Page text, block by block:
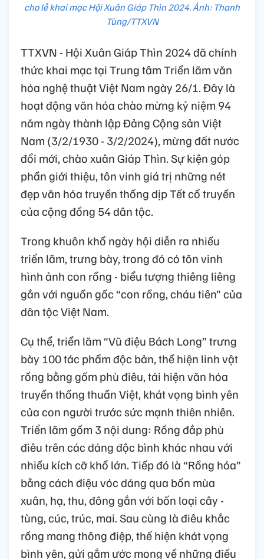
cho lễ khai mạc Hội Xuân Giáp Thìn 2024. Ảnh: Thanh
Tùng/TTXVN
TTXVN - Hội Xuân Giáp Thìn 2024 đã chính
thức khai mạc tại Trung tâm Triển lãm văn
hóa nghệ thuật Việt Nam ngày 26/1. Đây là
hoạt động văn hóa chào mừng kỷ niệm 94
năm ngày thành lập Đảng Cộng sản Việt
Nam (3/2/1930 - 3/2/2024), mừng đất nước
đổi mới, chào xuân Giáp Thìn. Sự kiện góp
phần giới thiệu, tôn vinh giá trị những nét
đẹp văn hóa truyền thống dịp Tết cổ truyền
của cộng đồng 54 dân tộc.
Trong khuôn khổ ngày hội diễn ra nhiều
triển lãm, trưng bày, trong đó có tôn vinh
hình ảnh con rồng - biểu tượng thiêng liêng
gắn với nguồn gốc “con rồng, cháu tiên” của
dân tộc Việt Nam.
Cụ thể, triển lãm “Vũ điệu Bách Long” trưng
bày 100 tác phẩm độc bản, thể hiện linh vật
rồng bằng gốm phù điêu, tái hiện văn hóa
truyền thống thuần Việt, khát vọng bình yên
của con người trước sức mạnh thiên nhiên.
Triển lãm gồm 3 nội dung: Rồng đắp phù
điêu trên các dáng độc bình khác nhau với
nhiều kích cỡ khổ lớn. Tiếp đó là “Rồng hóa”
bằng cách điệu vóc dáng qua bốn mùa
xuân, hạ, thu, đông gắn với bốn loại cây -
tùng, cúc, trúc, mai. Sau cùng là điêu khắc
rồng mang thông điệp, thể hiện khát vọng
bình yên, gửi gắm ước mong về những điều